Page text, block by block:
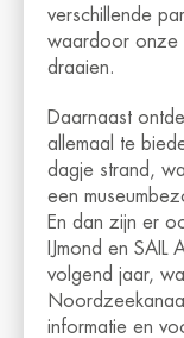
verschillende
waardoor onze
draaien.
Daarnaast
allemaal te
dagje strand,
een
En dan zijn er
IJmond en
volgend jaar,
informatie en